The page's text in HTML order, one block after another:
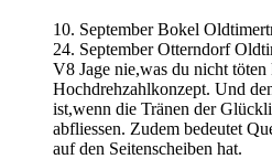
10. September Bokel
24. September Otterndorf
V8 Jage nie,was du nicht
Hochdrehzahlkonzept. Und
ist,wenn die Tränen der
abfliessen. Zudem bedeutet
auf den Seitenscheiben hat.